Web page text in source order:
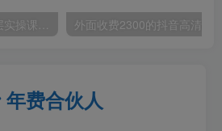
蟹老板·打爆个人IP底层实操课，教你成熟专业的打造IP技能，全方位带你做成一个能商业化IP
年费合伙人